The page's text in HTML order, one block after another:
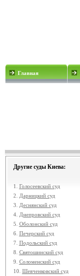
Главная
Другие суды Киева:
1. Голосеевский суд
2.
Дарницкий суд
3.
Деснянский суд
4. Днепровский суд
5. Оболонский суд
6. Печерский суд
7. Подольский суд
8. Святошинский суд
9. Соломенский суд
10. Шевченковский суд